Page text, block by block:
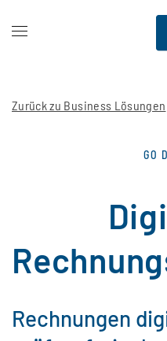
Zurück zu Business Lösungen
GO
Rechnungen